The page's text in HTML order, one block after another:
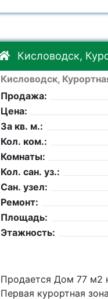
Кисловодск,
Кисловодск,
Продажа:
Цена:
За кв. м.:
Кол. ком.:
Комнаты:
Кол. сан. уз.:
Сан. узел:
Ремонт:
Площадь:
Этажность:
Продается Дом 77 м2
Первая курортная